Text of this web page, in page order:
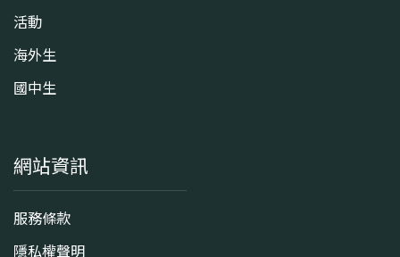
活動
海外生
國中生
網站資訊
服務條款
隱私權聲明